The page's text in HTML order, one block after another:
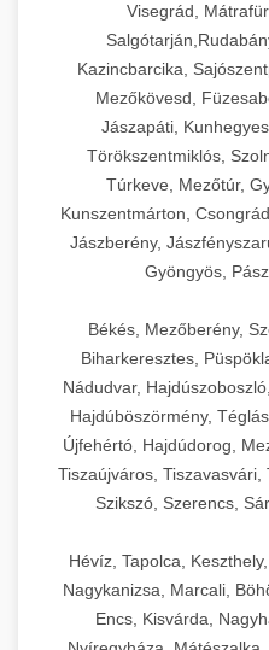
Visegrád,
Kazincbarcika,
Mezőkövesd,
Jászapáti,
Törökszentmiklós,
Túrkeve, Mezőtúr,
Kunszentmárton,
Jászberény,
Gyöngyös,
Békés, Mezőberény,
Biharkeresztes,
Nádudvar,
Hajdúböszörmény,
Újfehértó, Hajdúdorog,
Tiszaújváros, Tiszavasvári,
Szikszó, Szerencs,
Hévíz, Tapolca,
Nagykanizsa, Marcali,
Encs, Kisvárda,